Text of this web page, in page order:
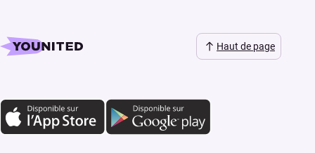
Haut de page